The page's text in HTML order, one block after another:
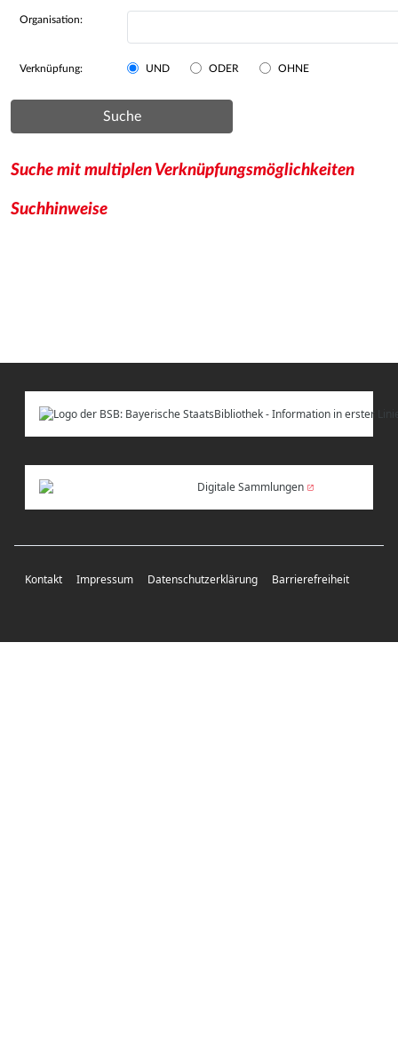
Organisation:
Verknüpfung: UND ODER OHNE
Suche
Suche mit multiplen Verknüpfungsmöglichkeiten
Suchhinweise
Digitale Sammlungen
Kontakt Impressum Datenschutzerklärung Barrierefreiheit